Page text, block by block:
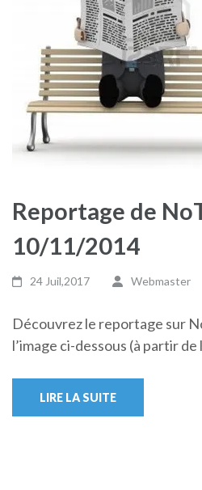
Reportage de
10/11/2014
24 Juil,2017 Webmaster
Découvrez le reportage sur
l’image ci-dessous (à partir
LIRE LA SUITE